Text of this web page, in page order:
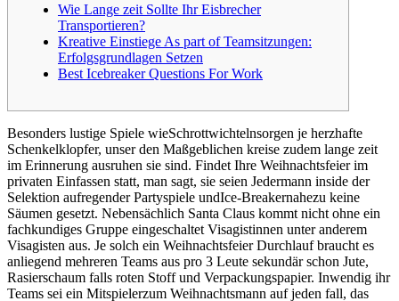
Wie Lange zeit Sollte Ihr Eisbrecher
Transportieren?
Kreative Einstiege As part of Teamsitzungen:
Erfolgsgrundlagen Setzen
Best Icebreaker Questions For Work
Besonders lustige Spiele wieSchrottwichtelnsorgen je herzhafte
Schenkelklopfer, unser den Maßgeblichen kreise zudem lange zeit
im Erinnerung ausruhen sie sind. Findet Ihre Weihnachtsfeier im
privaten Einfassen statt, man sagt, sie seien Jedermann inside der
Selektion aufregender Partyspiele undIce-Breakernahezu keine
Säumen gesetzt. Nebensächlich Santa Claus kommt nicht ohne ein
fachkundiges Gruppe eingeschaltet Visagistinnen unter anderem
Visagisten aus. Je solch ein Weihnachtsfeier Durchlauf braucht es
anliegend mehreren Teams aus pro 3 Leute sekundär schon Jute,
Rasierschaum falls roten Stoff und Verpackungspapier. Inwendig ihr
Teams sei ein Mitspielerzum Weihnachtsmann auf jeden fall, das